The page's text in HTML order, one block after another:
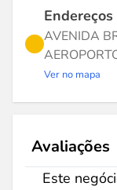
Endereços
AVENIDA
Ver no mapa
Avaliações
Este